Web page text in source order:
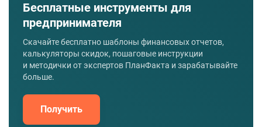
Бесплатные инструменты для
предпринимателя
Скачайте бесплатно шаблоны финансовых отчетов,
калькуляторы скидок, пошаговые инструкции
и методички от экспертов ПланФакта и зарабатывайте
больше.
Получить